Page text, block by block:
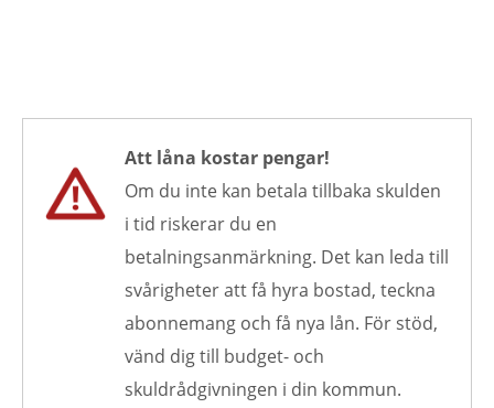
Att låna kostar pengar!
Om du inte kan betala tillbaka skulden
i tid riskerar du en
betalningsanmärkning. Det kan leda till
svårigheter att få hyra bostad, teckna
abonnemang och få nya lån. För stöd,
vänd dig till budget- och
skuldrådgivningen i din kommun.